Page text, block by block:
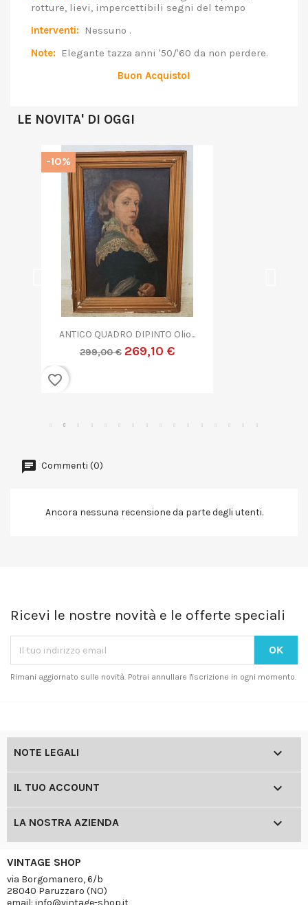
rotture, lievi, impercettibili segni del tempo
Interventi: Nessuno .
Note: Elegante tazza anni '50/'60 da non perdere.
Buon Acquisto!
LE NOVITA' DI OGGI
QUADRO DIPINTO ASTRATTO G....
299,00 € 269,10 €
-10%
Commenti (0)
Ancora nessuna recensione da parte degli utenti.
Ricevi le nostre novità e le offerte speciali
Rimani aggiornato sulle novità. Potrai annullare l'iscrizione in ogni momento.
NOTE LEGALI 
IL TUO ACCOUNT 
LA NOSTRA AZIENDA 
VINTAGE SHOP
via Borgomanero, 6/b
28040 Paruzzaro (NO)